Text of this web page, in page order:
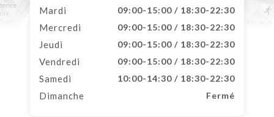
Mardi 09:00-15:00 / 18:30-22:30
Mercredi 09:00-15:00 / 18:30-22:30
Jeudi 09:00-15:00 / 18:30-22:30
Vendredi 09:00-15:00 / 18:30-22:30
Samedi 10:00-14:30 / 18:30-22:30
Dimanche Fermé